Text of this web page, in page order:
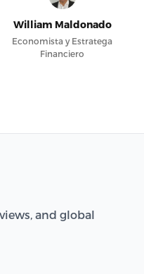
William Maldonado
Economista y Estratega
Financiero
and global